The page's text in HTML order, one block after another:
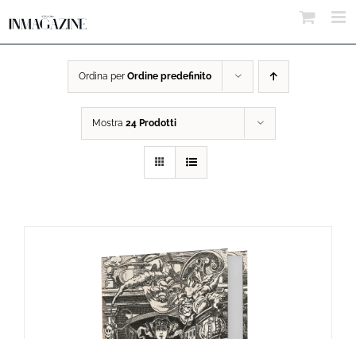
Ordina per Ordine predefinito
Mostra 24 Prodotti